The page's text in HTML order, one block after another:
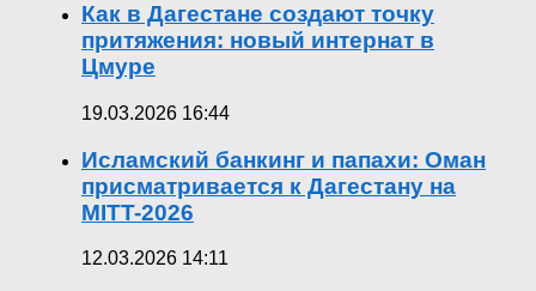
Как в Дагестане создают точку
притяжения: новый интернат в
Цмуре
19.03.2026 16:44
Исламский банкинг и папахи: Оман
присматривается к Дагестану на
MITT-2026
12.03.2026 14:11